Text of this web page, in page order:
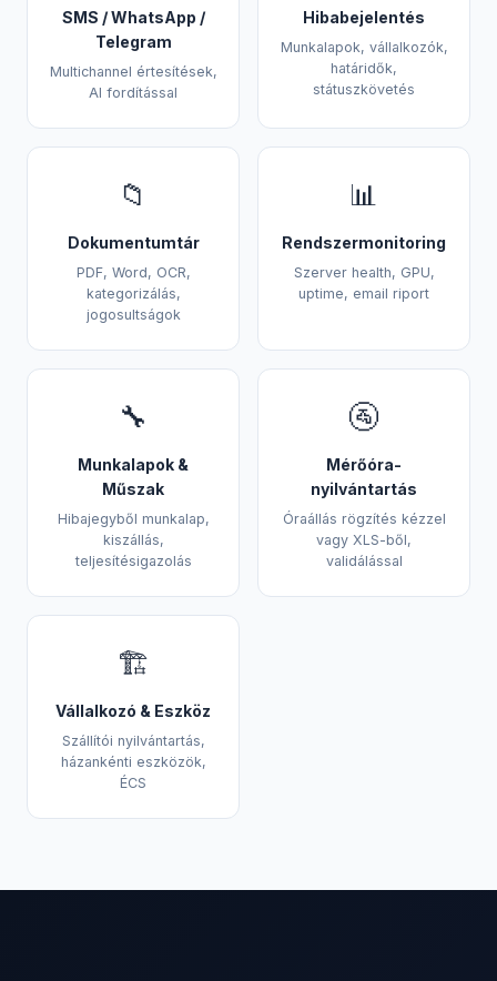
SMS / WhatsApp /
Telegram
Multichannel értesítések,
AI fordítással
Hibabejelentés
Munkalapok, vállalkozók,
határidők,
státuszkövetés
📁
Dokumentumtár
PDF, Word, OCR,
kategorizálás,
jogosultságok
📊
Rendszermonitoring
Szerver health, GPU,
uptime, email riport
🔧
Munkalapok &
Műszak
Hibajegyből munkalap,
kiszállás,
teljesítésigazolás
🚰
Mérőóra-
nyilvántartás
Óraállás rögzítés kézzel
vagy XLS-ből,
validálással
🏗️
Vállalkozó & Eszköz
Szállítói nyilvántartás,
házankénti eszközök,
ÉCS